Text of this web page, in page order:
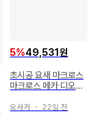
5%49,531원
초시공 요새 마크로스
마크로스 메카 디오라
오사카 ・ 22일 전